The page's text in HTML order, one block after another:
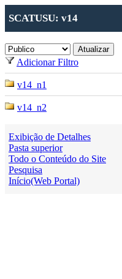
SCATUSU: v14
Adicionar Filtro
v14_n1
v14_n2
Exibição de Detalhes
Pasta superior
Todo o Conteúdo do Site
Pesquisa
Início(Web Portal)